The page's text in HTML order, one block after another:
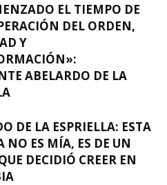
EL TIEMPO DE
DEL ORDEN,
Y
ABELARDO DE LA
DE LA ESPRIELLA: ESTA
NO ES MÍA, ES DE UN
DECIDIÓ CREER EN